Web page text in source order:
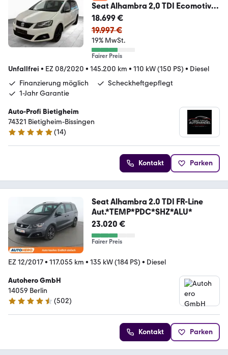
Seat Alhambra 2,0 TDI Ecomotive
FR-Line
18.699 €
19.997 €
19% MwSt.
Fairer Preis
Unfallfrei • EZ 08/2020 • 145.200 km • 110 kW (150 PS) • Diesel
Finanzierung möglich
Scheckheftgepflegt
1-Jahr Garantie
Auto-Profi Bietigheim
74321 Bietigheim-Bissingen
4.9 Sterne
(14)
Kontakt Parken
Seat Alhambra 2.0 TDI FR-Line
Aut.*TEMP*PDC*SHZ*ALU*
23.020 €
Fairer Preis
EZ 12/2017• 117.055 km • 135 kW (184 PS) • Diesel
Autohero GmbH
14059 Berlin
4.5 Sterne
(502)
Kontakt Parken